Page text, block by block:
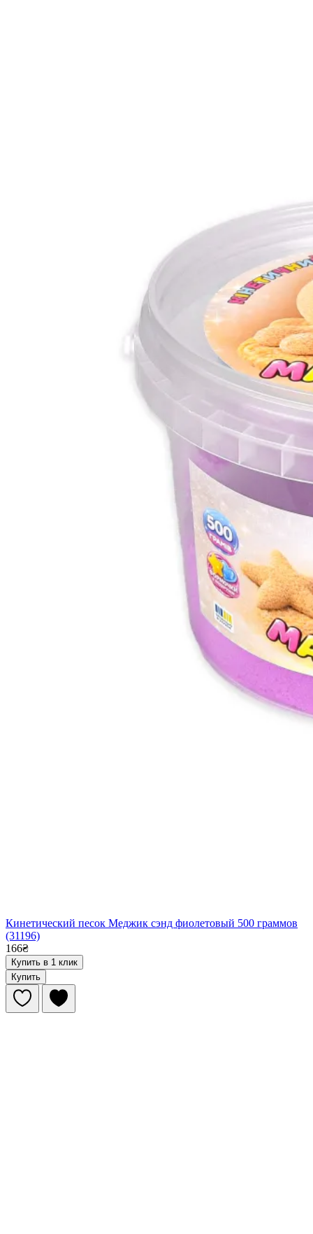
Кинетический песок Меджик сэнд фиолетовый 500 граммов
(31196)
166₴
Купить в 1 клик
Купить